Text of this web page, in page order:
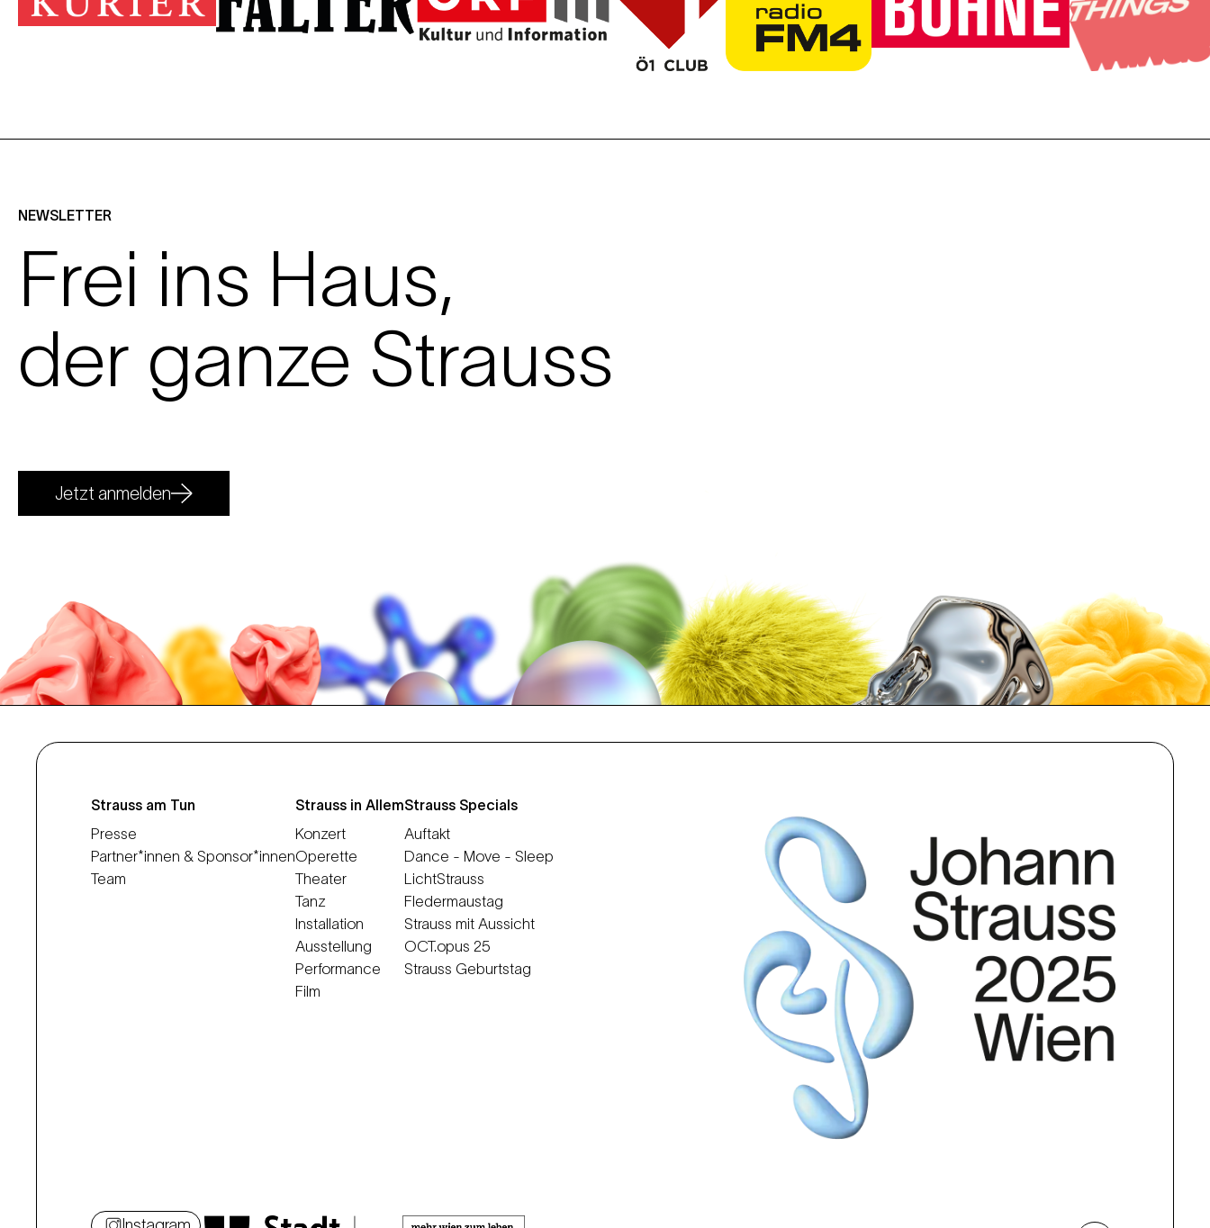
NEWSLETTER
Frei ins Haus,
der ganze Strauss
Jetzt anmelden
Strauss am Tun
Presse
Partner*innen & Sponsor*innen
Team
Strauss in Allem
Konzert
Operette
Theater
Tanz
Installation
Ausstellung
Performance
Film
Strauss Specials
Auftakt
Dance - Move - Sleep
LichtStrauss
Fledermaustag
Strauss mit Aussicht
OCT.opus 25
Strauss Geburtstag